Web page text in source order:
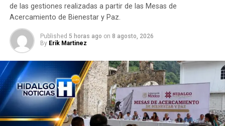
de las gestiones realizadas a partir de las Mesas de
Acercamiento de Bienestar y Paz.
Published 5 horas ago on 8 agosto, 2026
By Erik Martinez